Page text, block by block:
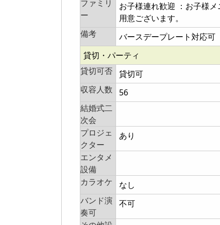
ファミリ
ー
お子様連れ歓迎 ：お子様
用意ございます。
備考
バースデープレート対応可
貸切・パーティ
貸切可否 貸切可
収容人数
56
結婚式二
次会
プロジェ
クター
あり
エンタメ
設備
カラオケ
なし
バンド演
奏可
不可